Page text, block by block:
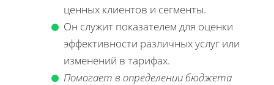
ценных клиентов и сегменты.
Он служит показателем для оценки
эффективности различных услуг или
изменений в тарифах.
Помогает в определении бюджета